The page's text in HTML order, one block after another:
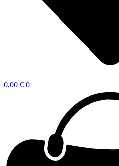
0,00 € 0